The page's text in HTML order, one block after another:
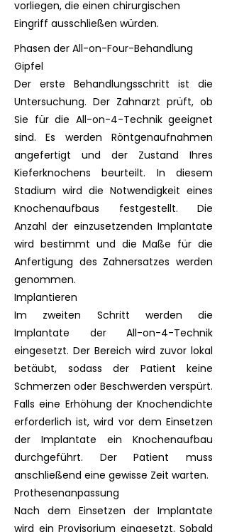
vorliegen, die einen chirurgischen
Eingriff ausschließen würden.
Phasen der All-on-Four-Behandlung
Gipfel
Der erste Behandlungsschritt ist die
Untersuchung. Der Zahnarzt prüft, ob
Sie für die All-on-4-Technik geeignet
sind. Es werden Röntgenaufnahmen
angefertigt und der Zustand Ihres
Kieferknochens beurteilt. In diesem
Stadium wird die Notwendigkeit eines
Knochenaufbaus festgestellt. Die
Anzahl der einzusetzenden Implantate
wird bestimmt und die Maße für die
Anfertigung des Zahnersatzes werden
genommen.
Implantieren
Im zweiten Schritt werden die
Implantate der All-on-4-Technik
eingesetzt. Der Bereich wird zuvor lokal
betäubt, sodass der Patient keine
Schmerzen oder Beschwerden verspürt.
Falls eine Erhöhung der Knochendichte
erforderlich ist, wird vor dem Einsetzen
der Implantate ein Knochenaufbau
durchgeführt. Der Patient muss
anschließend eine gewisse Zeit warten.
Prothesenanpassung
Nach dem Einsetzen der Implantate
wird ein Provisorium eingesetzt. Sobald